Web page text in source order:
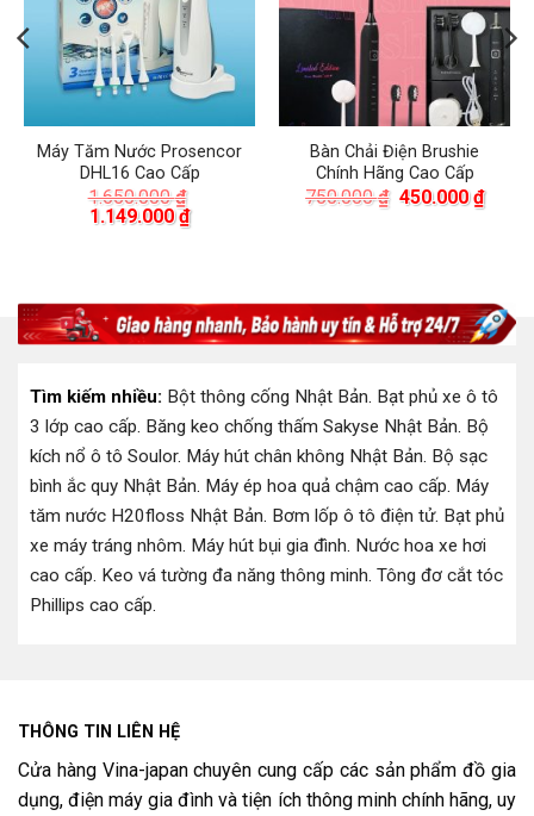
Máy Tăm Nước Prosencor
DHL16 Cao Cấp
1.650.000₫
Giá
1.149.000₫Giá
hiện
Bàn Chải Điện Brushie
Chính Hãng Cao Cấp
750.000₫ Giá
450.000₫Giá
hiện
Tìm kiếm nhiều: Bột thông cống Nhật Bản. Bạt phủ xe ô tô
3 lớp cao cấp. Băng keo chống thấm Sakyse Nhật Bản. Bộ
kích nổ ô tô Soulor. Máy hút chân không Nhật Bản. Bộ sạc
bình ắc quy Nhật Bản. Máy ép hoa quả chậm cao cấp. Máy
tăm nước H20floss Nhật Bản. Bơm lốp ô tô điện tử. Bạt phủ
xe máy tráng nhôm. Máy hút bụi gia đình. Nước hoa xe hơi
cao cấp. Keo vá tường đa năng thông minh. Tông đơ cắt tóc
Phillips cao cấp.
THÔNG TIN LIÊN HỆ
Cửa hàng Vina-japan chuyên cung cấp các sản phẩm đồ gia
dụng, điện máy gia đình và tiện ích thông minh chính hãng, uy